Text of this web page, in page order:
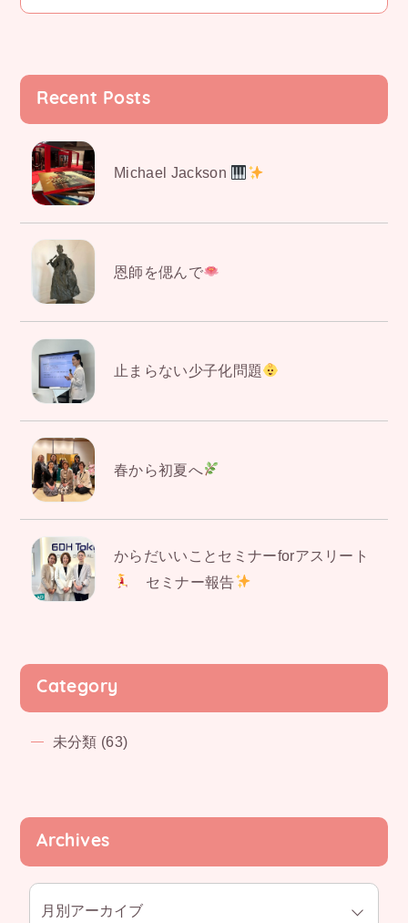
Recent Posts
Michael Jackson
恩師を偲んで
止まらない少子化問題
春から初夏へ
からだいいことセミナーforアスリート
セミナー報告
Category
未分類 (63)
Archives